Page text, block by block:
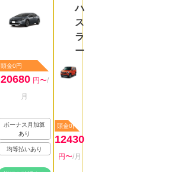
頭金0円
20680 円〜/
月
ボーナス月加算
あり
均等払いあり
ハ
ス
ラ
ー
頭金0円
12430
円〜/月